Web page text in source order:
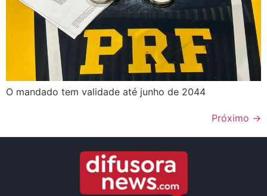
O mandado tem validade até junho de 2044
Próximo →